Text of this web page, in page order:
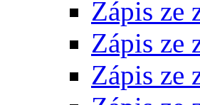
Zápis ze
Zápis ze
Zápis ze